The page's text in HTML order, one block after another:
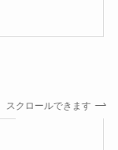
スクロールできます